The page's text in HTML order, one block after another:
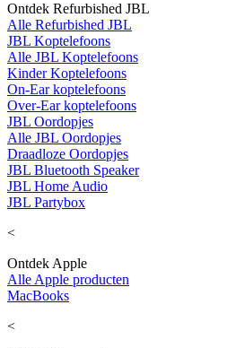
Ontdek Refurbished JBL
Alle Refurbished JBL
JBL Koptelefoons
Alle JBL Koptelefoons
Kinder Koptelefoons
On-Ear koptelefoons
Over-Ear koptelefoons
JBL Oordopjes
Alle JBL Oordopjes
Draadloze Oordopjes
JBL Bluetooth Speaker
JBL Home Audio
JBL Partybox
<
Ontdek Apple
Alle Apple producten
MacBooks
<